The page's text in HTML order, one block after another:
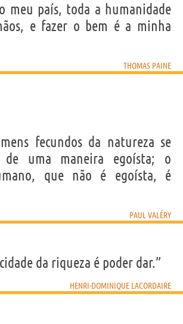
meu país, toda a humanidade
e fazer o bem é a minha
THOMAS PAINE
fecundos da natureza se
de uma maneira egoísta; o
que não é egoísta, é
PAUL VALÉRY
da riqueza é poder dar.”
HENRI-DOMINIQUE LACORDAIRE